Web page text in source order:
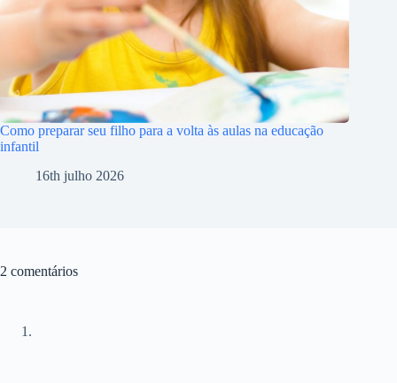
Como preparar seu filho para a volta às aulas na educação
infantil
16th julho 2026
2 comentários